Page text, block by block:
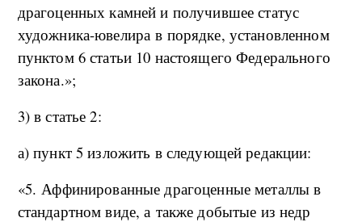
драгоценных камней и получившее статус
художника-ювелира в порядке, установленном
пунктом 6 статьи 10 настоящего Федерального
закона.»;
3) в статье 2:
а) пункт 5 изложить в следующей редакции:
«5. Аффинированные драгоценные металлы в
стандартном виде, а также добытые из недр